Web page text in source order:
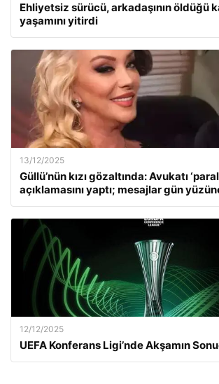
Ehliyetsiz sürücü, arkadaşının öldüğü
yaşamını yitirdi
13/12/2025
Güllü’nün kızı gözaltında: Avukatı
açıklamasını yaptı; mesajlar gün
12/12/2025
UEFA Konferans Ligi’nde Akşamın